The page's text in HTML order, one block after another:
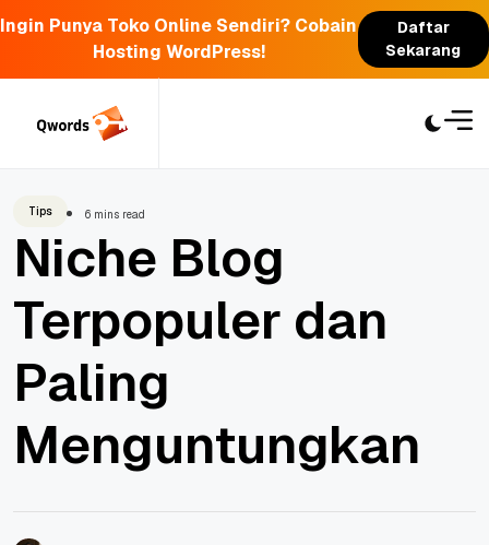
Ingin Punya Toko Online Sendiri? Cobain
Hosting WordPress!
Daftar
Sekarang
Tips 6 mins read
Niche Blog
Terpopuler dan
Paling
Menguntungkan